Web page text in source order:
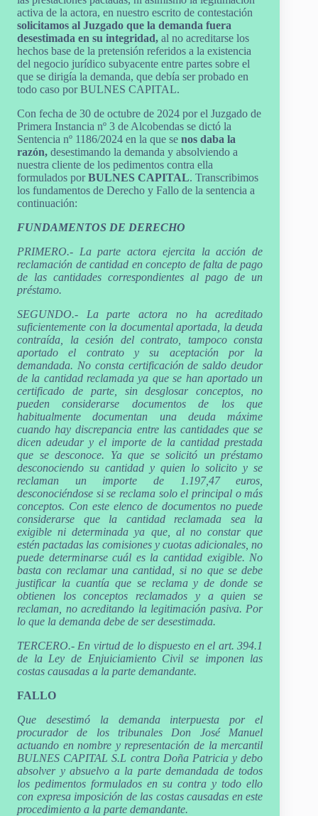
activa de la actora, en nuestro escrito de contestación
solicitamos al Juzgado que la demanda fuera
desestimada en su integridad, al no acreditarse los
hechos base de la pretensión referidos a la existencia
del negocio jurídico subyacente entre partes sobre el
que se dirigía la demanda, que debía ser probado en
todo caso por BULNES CAPITAL.
Con fecha de 30 de octubre de 2024 por el Juzgado de
Primera Instancia nº 3 de Alcobendas se dictó la
Sentencia nº 1186/2024 en la que se nos daba la
razón, desestimando la demanda y absolviendo a
nuestra cliente de los pedimentos contra ella
formulados porBULNES CAPITAL. Transcribimos
los fundamentos de Derecho y Fallo de la sentencia a
continuación:
FUNDAMENTOS DE DERECHO
PRIMERO.- La parte actora ejercita la acción de
reclamación de cantidad en concepto de falta de pago
de las cantidades correspondientes al pago de un
préstamo.
SEGUNDO.- La parte actora no ha acreditado
suficientemente con la documental aportada, la deuda
contraída, la cesión del contrato, tampoco consta
aportado el contrato y su aceptación por la
demandada. No consta certificación de saldo deudor
de la cantidad reclamada ya que se han aportado un
certificado de parte, sin desglosar conceptos, no
pueden considerarse documentos de los que
habitualmente documentan una deuda máxime
cuando hay discrepancia entre las cantidades que se
dicen adeudar y el importe de la cantidad prestada
que se desconoce. Ya que se solicitó un préstamo
desconociendo su cantidad y quien lo solicito y se
reclaman un importe de 1.197,47 euros,
desconociéndose si se reclama solo el principal o más
conceptos. Con este elenco de documentos no puede
considerarse que la cantidad reclamada sea la
exigible ni determinada ya que, al no constar que
estén pactadas las comisiones y cuotas adicionales, no
puede determinarse cuál es la cantidad exigible. No
basta con reclamar una cantidad, si no que se debe
justificar la cuantía que se reclama y de donde se
obtienen los conceptos reclamados y a quien se
reclaman, no acreditando la legitimación pasiva. Por
lo que la demanda debe de ser desestimada.
TERCERO.- En virtud de lo dispuesto en el art. 394.1
de la Ley de Enjuiciamiento Civil se imponen las
costas causadas a la parte demandante.
FALLO
Que desestimó la demanda interpuesta por el
procurador de los tribunales Don José Manuel
actuando en nombre y representación de la mercantil
BULNES CAPITAL S.L contra Doña Patricia y debo
absolver y absuelvo a la parte demandada de todos
los pedimentos formulados en su contra y todo ello
con expresa imposición de las costas causadas en este
procedimiento a la parte demandante.